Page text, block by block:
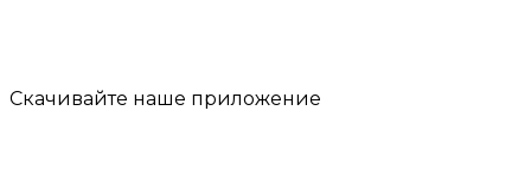
Скачивайте наше приложение